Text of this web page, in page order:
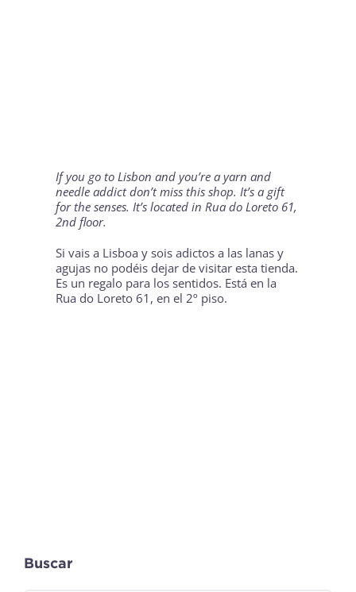
If you go toLisbonand you’re a yarn and
needle addict don’t miss this shop. It’s a gift
for the senses. It’s located in Rua do Loreto 61,
2nd floor.
Si vais a Lisboay sois adictos a las lanas y
agujas no podéis dejar de visitar esta tienda.
Es un regalo para los sentidos. Está en la
Rua do Loreto 61, en el 2º piso.
Buscar